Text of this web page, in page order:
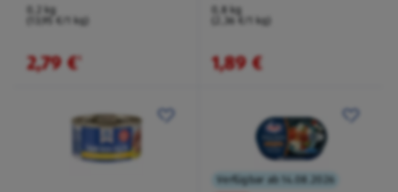
0,2 kg
(13,95 €/1 kg)
2,79 €¹
0,8 kg
(2,36 €/1 kg)
1,89 €
Verfügbar ab 14.08.2026